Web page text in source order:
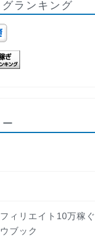
グランキング
ィリエイト10万稼ぐ
ブック